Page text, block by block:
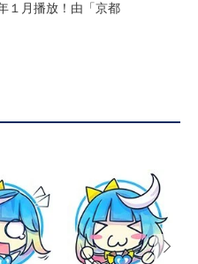
１月播放！由「京都
next